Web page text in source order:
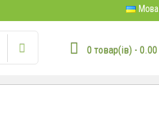
Мова
0 товар(ів) - 0.00